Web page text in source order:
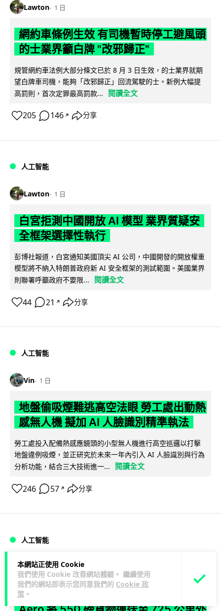
本網站正使用 Cookie
我們使用 Cookie 改善網站體驗。 繼續使用
我們的網站即表示您同意我們的 Cookie 政
策 。
Lawton 1 日
網約車條例生效 有司機暫時停工避風頭
的士業界籲白牌 "改邪歸正"
規管網約車法例大部分條文已於 8 月 3 日生效，的士業界就期
望白牌車司機，能夠「改邪歸正」回流駕駛的士。新例大幅提
高罰則，首次定罪最高罰款...
閱讀全文
205 146 ↗ 分享
人工智能
Lawton 1 日
白宮拒測中國開放 AI 模型 業界質疑安
全框架選擇性執行
彭博社報道，白宮通知美國頂尖 AI 公司，中國開發的開放權重
模型將不納入特朗普政府新 AI 安全框架的測試範圍。美國業界
則聯署呼籲政府不要限...
閱讀全文
44 21 ↗ 分享
人工智能
Vin 1 日
地盤偷吸煙難逃高空法眼 勞工處出動熱
感無人機 擬加 AI 人臉識別精準執法
勞工處投入配備熱感應鏡頭的小型無人機進行高空巡邏以打擊
地盤違例吸煙，並正研究於未來一年內引入 AI 人臉識別與行為
分析功能，結合三大技術進一...
閱讀全文
246 57 ↗ 分享
人工智能
Lawton 1 日
貨運火箭 沖繩飛台灣僅需 15 分鐘 Hop